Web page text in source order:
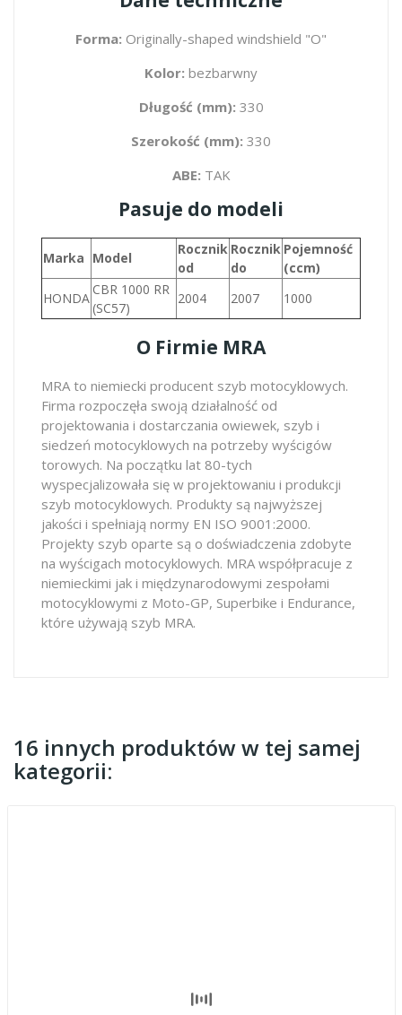
Forma: Originally-shaped windshield "O"
Kolor: bezbarwny
Długość (mm): 330
Szerokość (mm): 330
ABE: TAK
Pasuje do modeli
Marka Model
Rocznik
od
Rocznik
do
Pojemność
(ccm)
HONDA
CBR 1000 RR
(SC57)
2004 2007 1000
O Firmie MRA
MRA to niemiecki producent szyb motocyklowych.
Firma rozpoczęła swoją działalność od
projektowania i dostarczania owiewek, szyb i
siedzeń motocyklowych na potrzeby wyścigów
torowych. Na początku lat 80-tych
wyspecjalizowała się w projektowaniu i produkcji
szyb motocyklowych. Produkty są najwyższej
jakości i spełniają normy EN ISO 9001:2000.
Projekty szyb oparte są o doświadczenia zdobyte
na wyścigach motocyklowych. MRA współpracuje z
niemieckimi jak i międzynarodowymi zespołami
motocyklowymi z Moto-GP, Superbike i Endurance,
które używają szyb MRA.
16 innych produktów w tej samej
kategorii: